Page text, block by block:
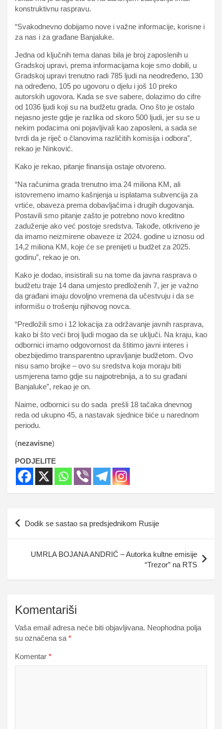
konstruktivnu raspravu.
“Svakodnevno dobijamo nove i važne informacije, korisne i
za nas i za građane Banjaluke.
Jedna od ključnih tema danas bila je broj zaposlenih u
Gradskoj upravi, prema informacijama koje smo dobili, u
Gradskoj upravi trenutno radi 785 ljudi na neodređeno, 130
na određeno, 105 po ugovoru o djelu i još 10 preko
autorskih ugovora. Kada se sve sabere, dolazimo do cifre
od 1036 ljudi koji su na budžetu grada. Ono što je ostalo
nejasno jeste gdje je razlika od skoro 500 ljudi, jer su se u
nekim podacima oni pojavljivali kao zaposleni, a sada se
tvrdi da je riječ o članovima različitih komisija i odbora”,
rekao je Ninković.
Kako je rekao, pitanje finansija ostaje otvoreno.
“Na računima grada trenutno ima 24 miliona KM, ali
istovremeno imamo kašnjenja u isplatama subvencija za
vrtiće, obaveza prema dobavljačima i drugih dugovanja.
Postavili smo pitanje zašto je potrebno novo kreditno
zaduženje ako već postoje sredstva. Takođe, otkriveno je
da imamo neizmirene obaveze iz 2024. godine u iznosu od
14,2 miliona KM, koje će se prenijeti u budžet za 2025.
godinu”, rekao je on.
Kako je dodao, insistirali su na tome da javna rasprava o
budžetu traje 14 dana umjesto predloženih 7, jer je važno
da građani imaju dovoljno vremena da učestvuju i da se
informišu o trošenju njihovog novca.
“Predložili smo i 12 lokacija za održavanje javnih rasprava,
kako bi što veći broj ljudi mogao da se uključi. Na kraju, kao
odbornici imamo odgovornost da štitimo javni interes i
obezbijedimo transparentno upravljanje budžetom. Ovo
nisu samo brojke – ovo su sredstva koja moraju biti
usmjerena tamo gdje su najpotrebnija, a to su građani
Banjaluke”, rekao je on.
Naime, odbornici su do sada prešli 18 tačaka dnevnog
reda od ukupno 45, a nastavak sjednice biće u narednom
periodu.
(nezavisne)
PODJELITE
Navigacija
Dodik se sastao sa predsjednikom Rusije
UMRLA BOJANA ANDRIĆ – Autorka kultne emisije
“Trezor” na RTS
Komentariši
Vaša email adresa neće biti objavljivana. Neophodna polja
su označena sa*
Komentar *